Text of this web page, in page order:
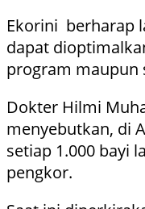
Ekorini berharap
dapat
program maupun
Dokter Hilmi
menyebutkan, di
setiap 1.000 bayi
pengkor.